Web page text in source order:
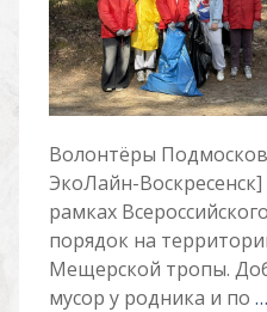
Волонтёры
ЭкоЛайн-
рамках
порядок на
Мещерской тропы.
мусор у родника и по …